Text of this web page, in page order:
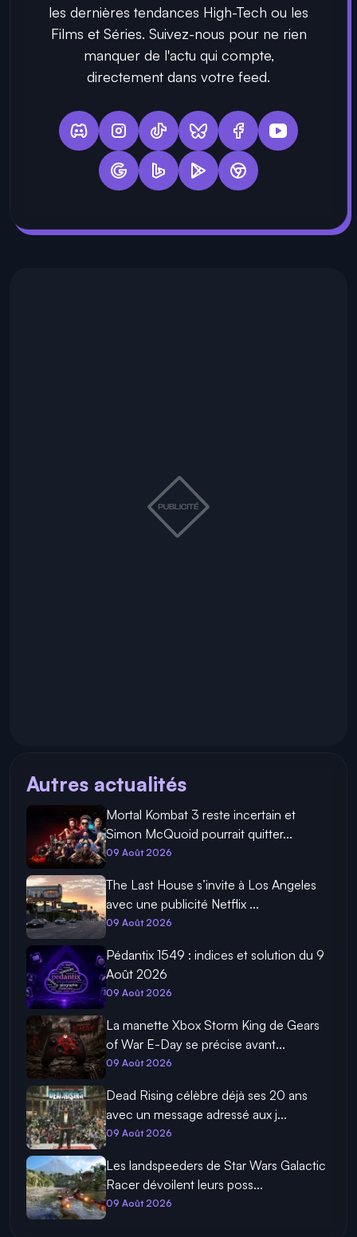
les dernières tendances High-Tech ou les
Films et Séries. Suivez-nous pour ne rien
manquer de l'actu qui compte,
directement dans votre feed.
Autres actualités
Mortal Kombat 3 reste incertain et
Simon McQuoid pourrait quitter...
09 Août 2026
The Last House s’invite à Los Angeles
avec une publicité Netflix ...
09 Août 2026
Pédantix 1549 : indices et solution du 9
Août 2026
09 Août 2026
La manette Xbox Storm King de Gears
of War E-Day se précise avant...
09 Août 2026
Dead Rising célèbre déjà ses 20 ans
avec un message adressé aux j...
09 Août 2026
Les landspeeders de Star Wars Galactic
Racer dévoilent leurs poss...
09 Août 2026